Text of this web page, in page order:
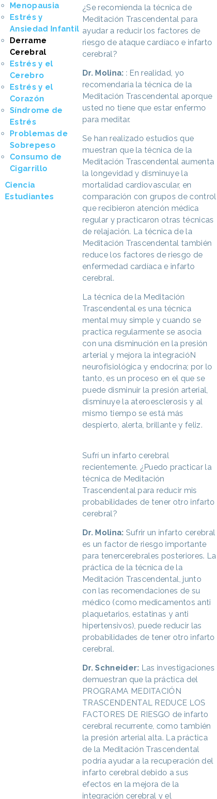
Menopausia
Estrés y
Ansiedad Infantil
Derrame
Cerebral
Estrés y el
Cerebro
Estrés y el
Corazón
Síndrome de
Estrés
Problemas de
Sobrepeso
Consumo de
Cigarrillo
Ciencia
Estudiantes
¿Se recomienda la técnica de
Meditación Trascendental para
ayudar a reducir los factores de
riesgo de ataque cardíaco e infarto
cerebral?
Dr. Molina: : En realidad, yo
recomendaría la técnica de la
Meditación Trascendental aporque
usted no tiene que estar enfermo
para meditar.
Se han realizado estudios que
muestran que la técnica de la
Meditación Trascendental aumenta
la longevidad y disminuye la
mortalidad cardiovascular, en
comparación con grupos de control
que recibieron atención médica
regular y practicaron otras técnicas
de relajación. La técnica de la
Meditación Trascendental también
reduce los factores de riesgo de
enfermedad cardíaca e infarto
cerebral.
La técnica de la Meditación
Trascendental es una técnica
mental muy simple y cuando se
practica regularmente se asocia
con una disminución en la presión
arterial y mejora la integracióN
neurofisiológica y endocrina; por lo
tanto, es un proceso en el que se
puede disminuir la presión arterial,
disminuye la ateroesclerosis y al
mismo tiempo se está más
despierto, alerta, brillante y feliz.
Sufrí un infarto cerebral
recientemente. ¿Puedo practicar la
técnica de Meditación
Trascendental para reducir mis
probabilidades de tener otro infarto
cerebral?
Dr. Molina: Sufrir un infarto cerebral
es un factor de riesgo importante
para tenercerebrales posteriores. La
práctica de la técnica de la
Meditación Trascendental, junto
con las recomendaciones de su
médico (como medicamentos anti
plaquetarios, estatinas y anti
hipertensivos), puede reducir las
probabilidades de tener otro infarto
cerebral.
Dr. Schneider: Las investigaciones
demuestran que la práctica del
PROGRAMA MEDITACIÓN
TRASCENDENTAL REDUCE LOS
FACTORES DE RIESGO de infarto
cerebral recurrente, como también
la presión arterial alta. La práctica
de la Meditación Trascendental
podría ayudar a la recuperación del
infarto cerebral debido a sus
efectos en la mejora de la
integración cerebral y el